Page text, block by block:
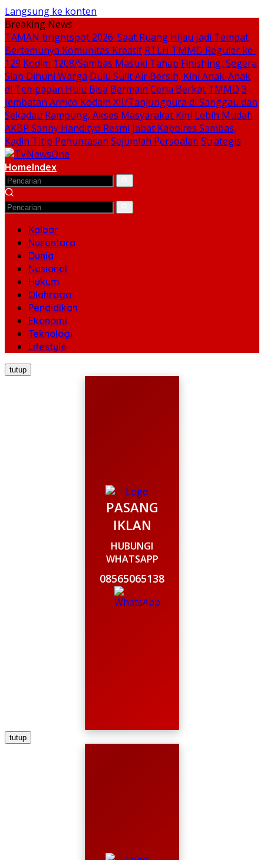
Langsung ke konten
Breaking News
TAMAN brightspot 2026: Saat Ruang Hijau Jadi Tempat
Bertemunya Komunitas Kreatif RTLH TMMD Reguler ke-
129 Kodim 1208/Sambas Masuki Tahap Finishing, Segera
Siap Dihuni Warga Dulu Sulit Air Bersih, Kini Anak-Anak
di Tempapan Hulu Bisa Bermain Ceria Berkat TMMD 3
Jembatan Armco Kodam XII/Tanjungpura di Sanggau dan
Sekadau Rampung, Akses Masyarakat Kini Lebih Mudah
AKBP Sanny Handityo Resmi Jabat Kapolres Sambas,
Kadin Titip Penuntasan Sejumlah Persoalan Strategis
HomeIndex
Kalbar
Nusantara
Dunia
Nasional
Hukum
Olahraga
Pendidikan
Ekonomi
Teknologi
Lifestyle
tutup
PASANG
IKLAN
HUBUNGI
WHATSAPP
08565065138
tutup